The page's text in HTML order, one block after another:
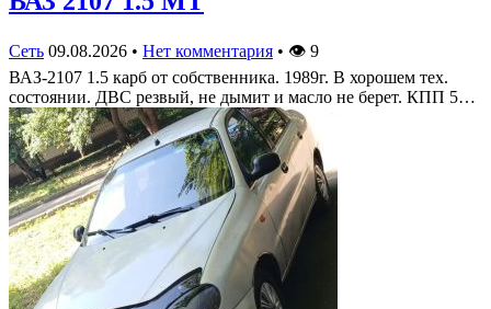
Сеть 09.08.2026 • Нет комментария • 👁 9
ВАЗ-2107 1.5 карб от собственника. 1989г. В хорошем тех.
состоянии. ДВС резвый, не дымит и масло не берет. КПП 5…